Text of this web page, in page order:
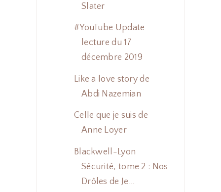
Slater
#YouTube Update
lecture du 17
décembre 2019
Like a love story de
Abdi Nazemian
Celle que je suis de
Anne Loyer
Blackwell-Lyon
Sécurité, tome 2 : Nos
Drôles de Je...